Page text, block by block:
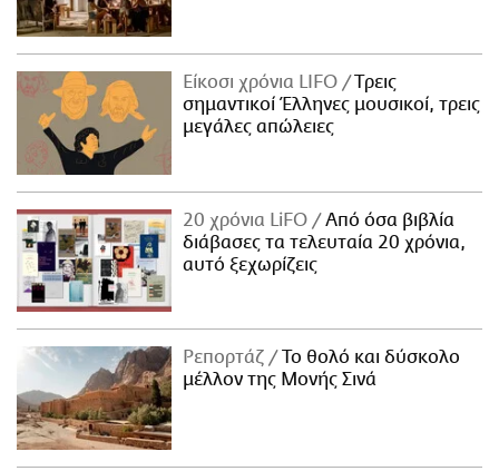
Είκοσι χρόνια LIFO
Tρεις
σημαντικοί Έλληνες μουσικοί, τρεις
μεγάλες απώλειες
20 χρόνια LiFO
Από όσα βιβλία
διάβασες τα τελευταία 20 χρόνια,
αυτό ξεχωρίζεις
Ρεπορτάζ
Το θολό και δύσκολο
μέλλον της Μονής Σινά